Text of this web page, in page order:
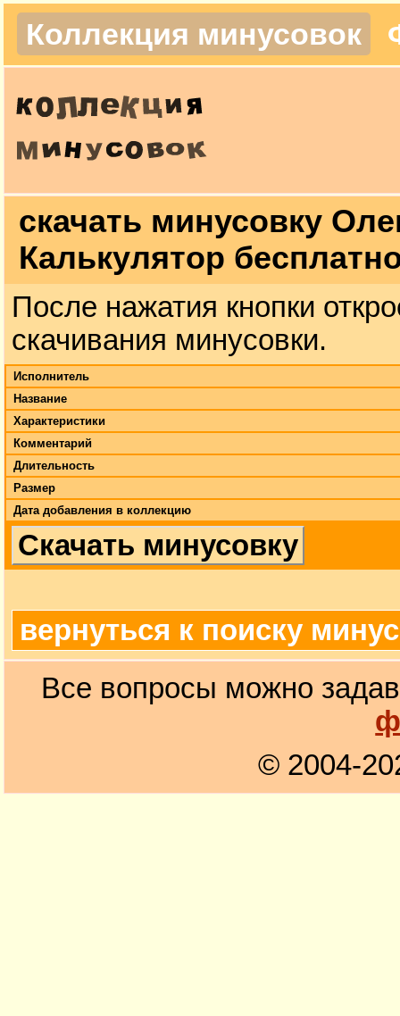
Коллекция минусовок
скачать минусовку
Калькулятор
После нажатия кнопки
скачивания минусовки.
Исполнитель
Название
Характеристики
Комментарий
Длительность
Размер
Дата добавления в коллекцию
Скачать минусовку
вернуться к поиску
Все вопросы можно
© 2004-